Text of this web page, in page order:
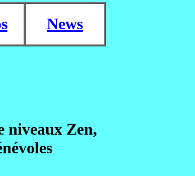
News
niveaux Zen,